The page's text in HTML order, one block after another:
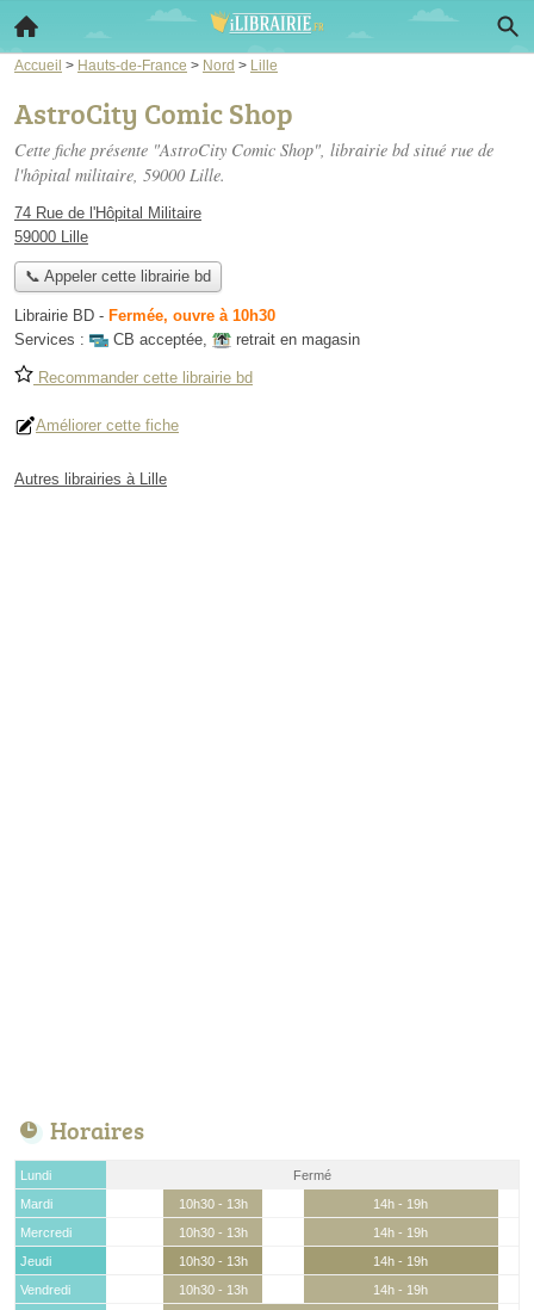
Accueil > Hauts-de-France > Nord > Lille
AstroCity Comic Shop
Cette fiche présente "AstroCity Comic Shop", librairie bd situé rue de
l'hôpital militaire, 59000 Lille.
74 Rue de l'Hôpital Militaire
59000 Lille
📞 Appeler cette librairie bd
Librairie BD - Fermée, ouvre à 10h30
Services :
CB acceptée, retrait en magasin
Recommander cette librairie bd
Améliorer cette fiche
Autres librairies à Lille
Horaires
Lundi
Fermé
Mardi
10h30 - 13h
14h - 19h
Mercredi
10h30 - 13h
14h - 19h
Jeudi
10h30 - 13h
14h - 19h
Vendredi
10h30 - 13h
14h - 19h